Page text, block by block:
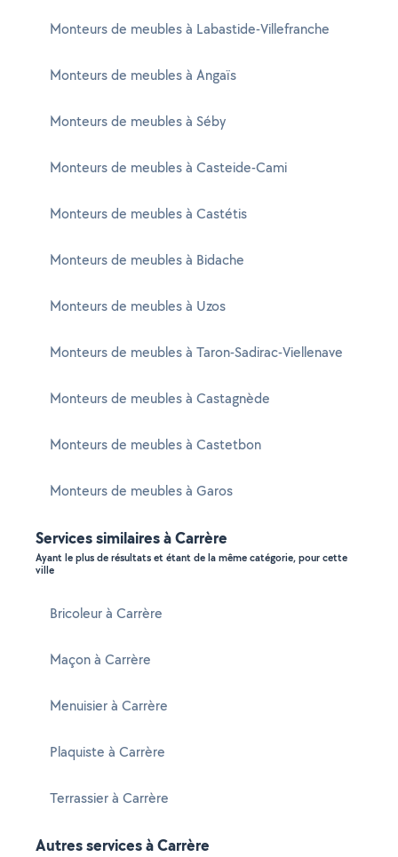
Monteurs de meubles à Labastide-Villefranche
Monteurs de meubles à Angaïs
Monteurs de meubles à Séby
Monteurs de meubles à Casteide-Cami
Monteurs de meubles à Castétis
Monteurs de meubles à Bidache
Monteurs de meubles à Uzos
Monteurs de meubles à Taron-Sadirac-Viellenave
Monteurs de meubles à Castagnède
Monteurs de meubles à Castetbon
Monteurs de meubles à Garos
Services similaires à Carrère
Ayant le plus de résultats et étant de la même catégorie, pour cette
ville
Bricoleur à Carrère
Maçon à Carrère
Menuisier à Carrère
Plaquiste à Carrère
Terrassier à Carrère
Autres services à Carrère